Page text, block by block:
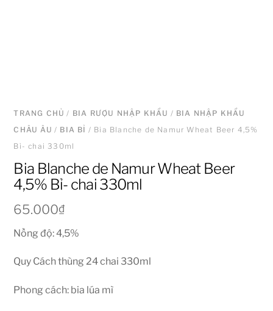
TRANG CHỦ / BIA RƯỢU NHẬP KHẨU / BIA NHẬP KHẨU
CHÂU ÂU / BIA BỈ / Bia Blanche de Namur Wheat Beer 4,5%
Bỉ- chai 330ml
Bia Blanche de Namur Wheat Beer
4,5% Bỉ- chai 330ml
65.000₫
Nồng độ: 4,5%
Quy Cách thùng 24 chai 330ml
Phong cách: bia lúa mì